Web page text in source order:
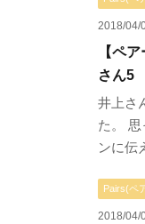
2018/04/
【ペ
さん5
井上さ
た。
ンに伝
Pairs(ペ
2018/04/